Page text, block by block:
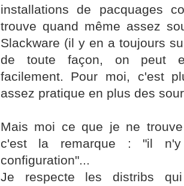
installations de pacquages
trouve quand même assez
Slackware (il y en a toujours
de toute façon, on peut
facilement. Pour moi, c'est
assez pratique en plus des
Mais moi ce que je ne
c'est la remarque : "il
configuration"...
Je respecte les distribs